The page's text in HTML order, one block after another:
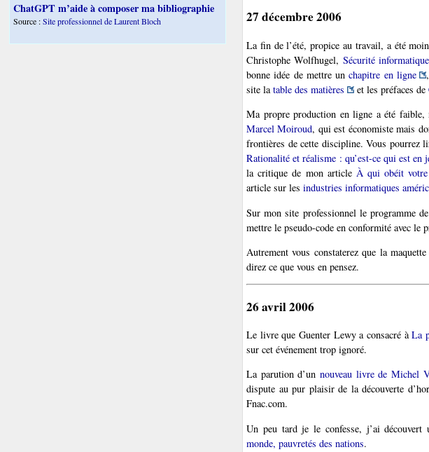
27 décembre 2006
La fin de l’été, propice au travail, a été
Christophe Wolfhugel, Sécurité
bonne idée de mettre unchapitre en ligne
site la table des matières et les préfaces de
Ma propre production en ligne a été
Marcel Moiroud, qui est économiste mais
frontières de cette discipline. Vous pourrez
Rationalité et réalisme : qu’est-ce qui est en
la critique de mon article À qui obéit
article sur les industries informatiques
Sur mon site professionnel le programme
mettre le pseudo-code en conformité avec le
Autrement vous constaterez que la
direz ce que vous en pensez.
26 avril 2006
Le livre que Guenter Lewy a consacré àLa
sur cet événement trop ignoré.
La parution d’unnouveau livre de Michel
dispute au pur plaisir de la découverte
Fnac.com.
Un peu tard je le confesse, j’ai
monde, pauvretés des nations.
ChatGPT m’aide à composer ma bibliographie
Source :Site professionnel de Laurent Bloch